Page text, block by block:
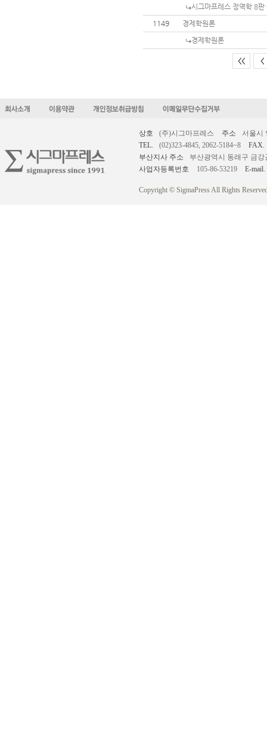
시그마프레스 정역학 8
1149
경제학원론
경제학원론
<< <
상호 (주)시그마프레스 주소
서울시
TEL.
(02)323-4845, 2062-5184~8
FAX.
부산지사 주소
부산광역시 동래구 금강
사업자등록번호
105-86-53219 E-mail.
Copyright © SigmaPress All Rights